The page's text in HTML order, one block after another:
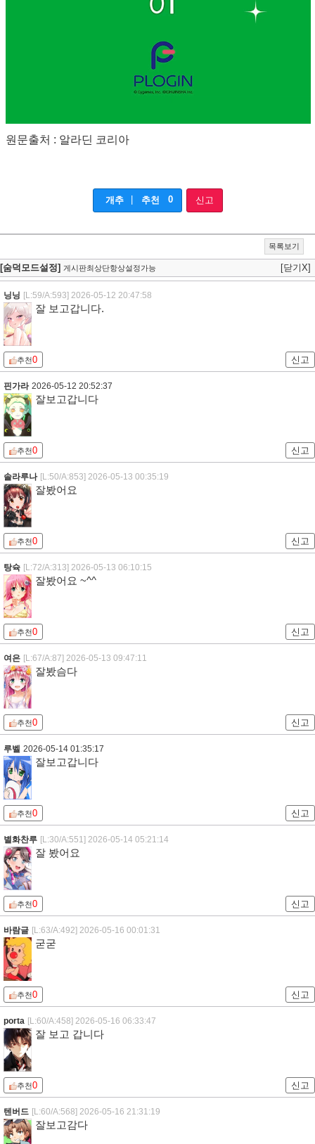
원문출처 : 알라딘 코리아
개추 | 추천 0 신고
목록보기
[숨덕모드설정] 게시판최상단항상설정가능 [닫기X]
닝닝 [L:59/A:593] 2026-05-12 20:47:58
잘 보고갑니다.
추천0 신고
핀가라 2026-05-12 20:52:37
잘보고갑니다
추천0 신고
솔라루나 [L:50/A:853] 2026-05-13 00:35:19
잘봤어요
추천0 신고
탕슉 [L:72/A:313] 2026-05-13 06:10:15
잘봤어요 ~^^
추천0 신고
여은 [L:67/A:87] 2026-05-13 09:47:11
잘봤슴다
추천0 신고
루벨 2026-05-14 01:35:17
잘보고갑니다
추천0 신고
별화찬루 [L:30/A:551] 2026-05-14 05:21:14
잘 봤어요
추천0 신고
바람글 [L:63/A:492] 2026-05-16 00:01:31
굳굳
추천0 신고
porta [L:60/A:458] 2026-05-16 06:33:47
잘 보고 갑니다
추천0 신고
텐버드 [L:60/A:568] 2026-05-16 21:31:19
잘보고감다